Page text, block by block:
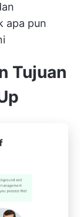
apa pun
Tujuan